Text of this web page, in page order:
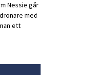
Nessie går
med
ett